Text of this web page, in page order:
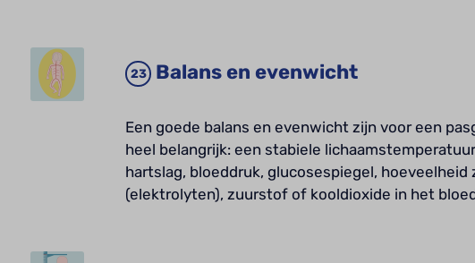
Balans en evenwicht
Een goede balans en evenwicht zijn voor een
heel belangrijk: een stabiele
hartslag, bloeddruk, glucosespiegel, hoeveelheid
(elektrolyten), zuurstof of kooldioxide in het